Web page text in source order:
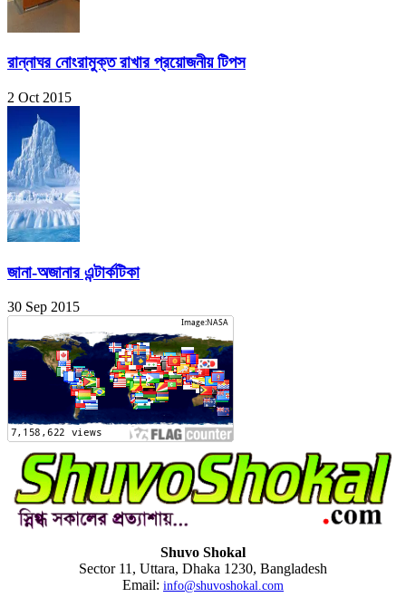
রান্নাঘর নোংরামুক্ত রাখার প্রয়োজনীয় টিপস
2 Oct 2015
জানা-অজানার এন্টার্কটিকা
30 Sep 2015
Shuvo Shokal
Sector 11, Uttara, Dhaka 1230, Bangladesh
Email: info@shuvoshokal.com